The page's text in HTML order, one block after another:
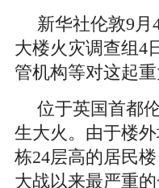
新华社伦敦9
大楼火灾调查组4
管机构等对这起重
位于英国首都
生大火。由于楼
栋24层高的居民
大战以来最严重的